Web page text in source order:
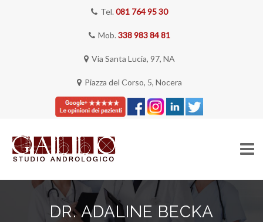
Tel. 081 764 95 30
Mob. 338 983 84 81
Via Santa Lucia, 97, NA
Piazza del Corso, 5, Nocera
DR. ADALINE BECKA